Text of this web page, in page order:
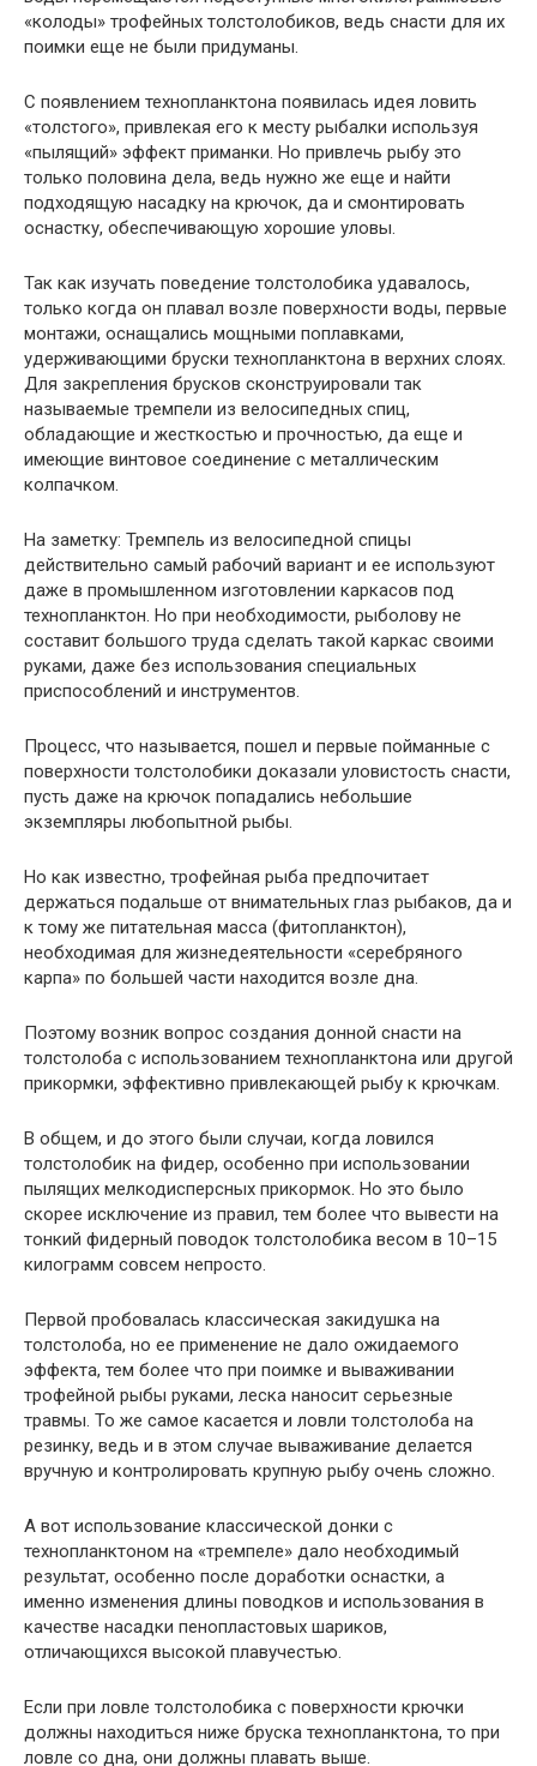
«колоды» трофейных толстолобиков, ведь снасти для их
поимки еще не были придуманы.
С появлением технопланктона появилась идея ловить
«толстого», привлекая его к месту рыбалки используя
«пылящий» эффект приманки. Но привлечь рыбу это
только половина дела, ведь нужно же еще и найти
подходящую насадку на крючок, да и смонтировать
оснастку, обеспечивающую хорошие уловы.
Так как изучать поведение толстолобика удавалось,
только когда он плавал возле поверхности воды, первые
монтажи, оснащались мощными поплавками,
удерживающими бруски технопланктона в верхних слоях.
Для закрепления брусков сконструировали так
называемые тремпели из велосипедных спиц,
обладающие и жесткостью и прочностью, да еще и
имеющие винтовое соединение с металлическим
колпачком.
На заметку: Тремпель из велосипедной спицы
действительно самый рабочий вариант и ее используют
даже в промышленном изготовлении каркасов под
технопланктон. Но при необходимости, рыболову не
составит большого труда сделать такой каркас своими
руками, даже без использования специальных
приспособлений и инструментов.
Процесс, что называется, пошел и первые пойманные с
поверхности толстолобики доказали уловистость снасти,
пусть даже на крючок попадались небольшие
экземпляры любопытной рыбы.
Но как известно, трофейная рыба предпочитает
держаться подальше от внимательных глаз рыбаков, да и
к тому же питательная масса (фитопланктон),
необходимая для жизнедеятельности «серебряного
карпа» по большей части находится возле дна.
Поэтому возник вопрос создания донной снасти на
толстолоба с использованием технопланктона или другой
прикормки, эффективно привлекающей рыбу к крючкам.
В общем, и до этого были случаи, когда ловился
толстолобик на фидер, особенно при использовании
пылящих мелкодисперсных прикормок. Но это было
скорее исключение из правил, тем более что вывести на
тонкий фидерный поводок толстолобика весом в 10–15
килограмм совсем непросто.
Первой пробовалась классическая закидушка на
толстолоба, но ее применение не дало ожидаемого
эффекта, тем более что при поимке и вываживании
трофейной рыбы руками, леска наносит серьезные
травмы. То же самое касается и ловли толстолоба на
резинку, ведь и в этом случае вываживание делается
вручную и контролировать крупную рыбу очень сложно.
А вот использование классической донки с
технопланктоном на «тремпеле» дало необходимый
результат, особенно после доработки оснастки, а
именно изменения длины поводков и использования в
качестве насадки пенопластовых шариков,
отличающихся высокой плавучестью.
Если при ловле толстолобика с поверхности крючки
должны находиться ниже бруска технопланктона, то при
ловле со дна, они должны плавать выше.